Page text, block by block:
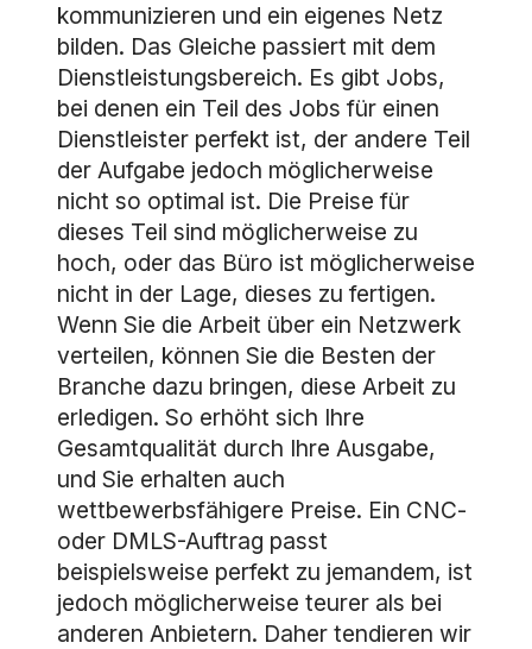
kommunizieren und ein eigenes Netz
bilden. Das Gleiche passiert mit dem
Dienstleistungsbereich. Es gibt Jobs,
bei denen ein Teil des Jobs für einen
Dienstleister perfekt ist, der andere Teil
der Aufgabe jedoch möglicherweise
nicht so optimal ist. Die Preise für
dieses Teil sind möglicherweise zu
hoch, oder das Büro ist möglicherweise
nicht in der Lage, dieses zu fertigen.
Wenn Sie die Arbeit über ein Netzwerk
verteilen, können Sie die Besten der
Branche dazu bringen, diese Arbeit zu
erledigen. So erhöht sich Ihre
Gesamtqualität durch Ihre Ausgabe,
und Sie erhalten auch
wettbewerbsfähigere Preise. Ein CNC-
oder DMLS-Auftrag passt
beispielsweise perfekt zu jemandem, ist
jedoch möglicherweise teurer als bei
anderen Anbietern. Daher tendieren wir